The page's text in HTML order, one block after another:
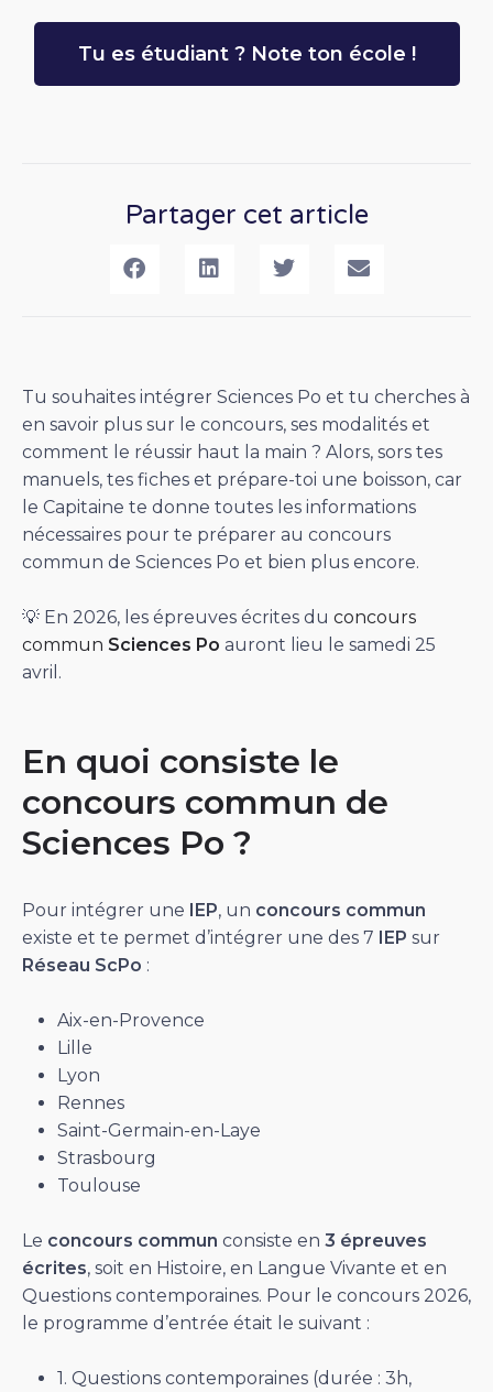
Tu es étudiant ? Note ton école !
Partager cet article
Tu souhaites intégrer Sciences Po et tu cherches à
en savoir plus sur le concours, ses modalités et
comment le réussir haut la main ? Alors, sors tes
manuels, tes fiches et prépare-toi une boisson, car
le Capitaine te donne toutes les informations
nécessaires pour te préparer au concours
commun de Sciences Po et bien plus encore.
💡 En 2026, les épreuves écrites du concours
commun Sciences Po auront lieu le samedi 25
avril.
En quoi consiste le
concours commun de
Sciences Po ?
Pour intégrer une IEP, un concours commun
existe et te permet d’intégrer une des 7 IEP sur
Réseau ScPo :
Aix-en-Provence
Lille
Lyon
Rennes
Saint-Germain-en-Laye
Strasbourg
Toulouse
Le concours commun consiste en 3 épreuves
écrites, soit en Histoire, en Langue Vivante et en
Questions contemporaines. Pour le concours 2026,
le programme d’entrée était le suivant :
1. Questions contemporaines (durée : 3h,